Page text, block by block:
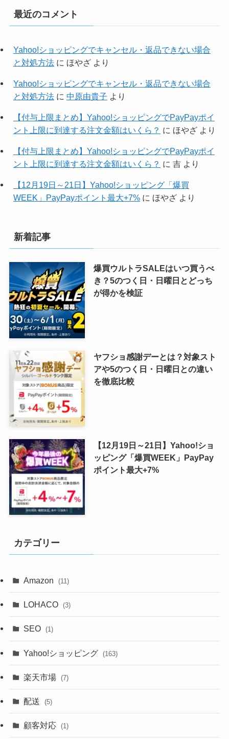
最近のコメント
Yahoo!ショッピングでキャンセル・返品できない場合
と対処方法に ほやざより
Yahoo!ショッピングでキャンセル・返品できない場合
と対処方法に 中原由貴子 より
【付与上限まとめ】Yahoo!ショッピングでPayPayポイ
ント上限に到達する注文金額はいくら？ に ほやざより
【付与上限まとめ】Yahoo!ショッピングでPayPayポイ
ント上限に到達する注文金額はいくら？ に 吉より
【12月19日～21日】Yahoo!ショッピング「爆買
WEEK」PayPayポイント最大+7%に ほやざより
新着記事
爆買ウルトラSALEはいつ買うべ
き？5のつく日・日曜日とどっち
が得かを検証
ヤフショ感謝デーとは？対象スト
アや5のつく日・日曜日との違い
を徹底比較
【12月19日～21日】Yahoo!ショ
ッピング「爆買WEEK」PayPay
ポイント最大+7%
カテゴリー
Amazon (11)
LOHACO (3)
SEO (1)
Yahoo!ショッピング (163)
楽天市場 (7)
配送 (5)
顧客対応 (1)